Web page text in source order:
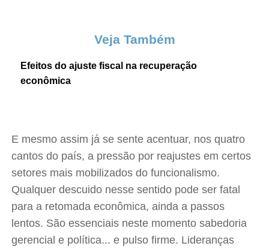
Veja Também
Efeitos do ajuste fiscal na recuperação
econômica
E mesmo assim já se sente acentuar, nos quatro
cantos do país, a pressão por reajustes em certos
setores mais mobilizados do funcionalismo.
Qualquer descuido nesse sentido pode ser fatal
para a retomada econômica, ainda a passos
lentos. São essenciais neste momento sabedoria
gerencial e política... e pulso firme. Lideranças